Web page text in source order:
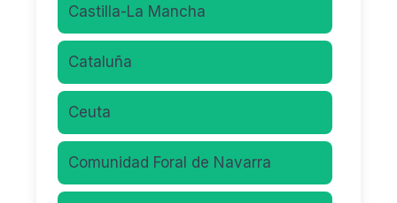
Castilla-La Mancha
Cataluña
Ceuta
Comunidad Foral de Navarra